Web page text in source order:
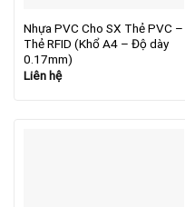
Nhựa PVC Cho SX Thẻ PVC –
Thẻ RFID (Khổ A4 – Độ dày
0.17mm)
Liên hệ